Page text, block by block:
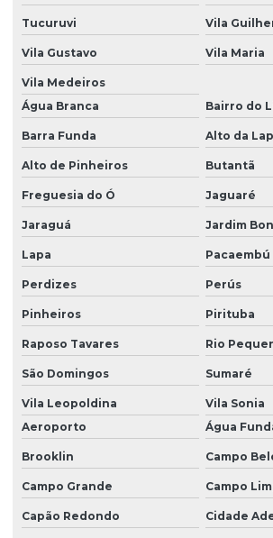
Mancais Inteiriços Para Rolamentos
Mancais Para Eixo De 300mm
Mancais Para Eixo De 40mm
Mancais Para Eixos Até 470mm
Mancais Para Eixos De 135mm A 300mm
Mancais Para Eixos Em Polegadas
Mancais Para Indústria
Mancais Para Trabalhar Com Carga Alta
Mancal Bipartido
Mancal Bipartido Para Eixo
Mancal Bipartido Para Eixo 200mm
Mancal Bipartido Para Eixo 360mm
Mancal Bipartido Para Eixo 40mm
Mancal Bipartido Para Eixo De 50mm
Tucuruvi Vila
Vila Gustavo Vila Maria
Vila Medeiros
Água Branca
Bairro do
Barra Funda Alto da
Alto de Pinheiros Butantã
Freguesia do Ó Jaguaré
Jaraguá Jardim
Lapa Pacaembú
Perdizes Perús
Pinheiros Pirituba
Raposo Tavares Rio
São Domingos Sumaré
Vila Leopoldina
Vila Sonia
Aeroporto
Água
Brooklin Campo
Campo Grande Campo
Capão Redondo Cidade